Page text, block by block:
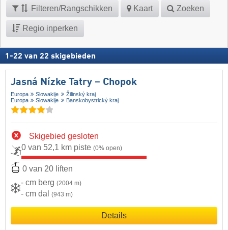
Filteren/Rangschikken Kaart Zoeken
Regio inperken
1 -22 van 22 skigebieden
Jasná Nízke Tatry – Chopok
Europa Slowakije
Žilinský kraj
Europa
Slowakije Banskobystrický kraj
Skigebied gesloten
0 van 52,1 km piste (0% open)
0 van 20 liften
- cm berg (2004 m)
- cm dal (943 m)
Details